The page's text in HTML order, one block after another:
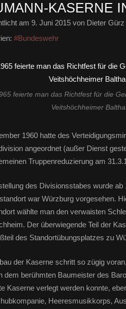
KASERNE
am 9. Juni 2015 von Dieter Gürz
#Bundeswehr
feierte man das Richtfest für die
Veitshöchheimer
1960 hatte des
angeordnet (außer Dienst
Truppenreduzierung am
des Divisionsstabes wurde
war Würzburg vorgesehen.
wählte man den verwaisten
Der überwiegende Teil der
des Standortübungsplatzes zu
der Kaserne schritt so zügig
dem berühmten Baumeister des
Kaserne verlegt werden konnte,
Heeresmusikkorps,